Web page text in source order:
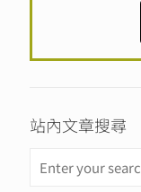
站內文章搜尋